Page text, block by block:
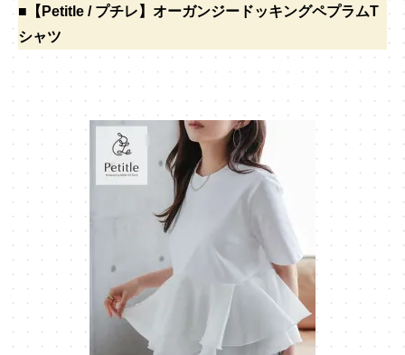
■【Petitle / プチレ】オーガンジードッキングペプラムT
シャツ